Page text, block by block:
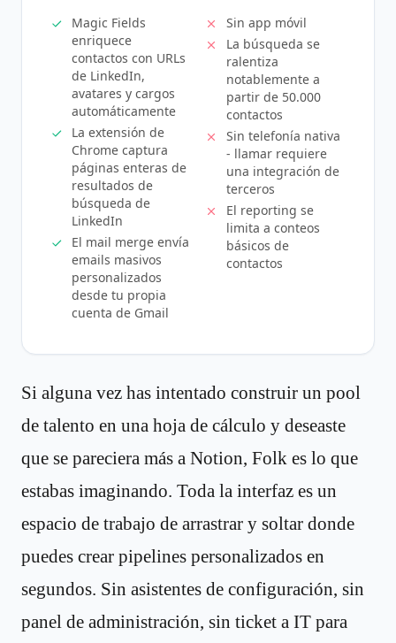
Magic Fields
enriquece
contactos con URLs
de LinkedIn,
avatares y cargos
automáticamente
La extensión de
Chrome captura
páginas enteras de
resultados de
búsqueda de
LinkedIn
El mail merge envía
emails masivos
personalizados
desde tu propia
cuenta de Gmail
Sin app móvil
La búsqueda se
ralentiza
notablemente a
partir de 50.000
contactos
Sin telefonía nativa
- llamar requiere
una integración de
terceros
El reporting se
limita a conteos
básicos de
contactos
Si alguna vez has intentado construir un pool
de talento en una hoja de cálculo y deseaste
que se pareciera más a Notion, Folk es lo que
estabas imaginando. Toda la interfaz es un
espacio de trabajo de arrastrar y soltar donde
puedes crear pipelines personalizados en
segundos. Sin asistentes de configuración, sin
panel de administración, sin ticket a IT para